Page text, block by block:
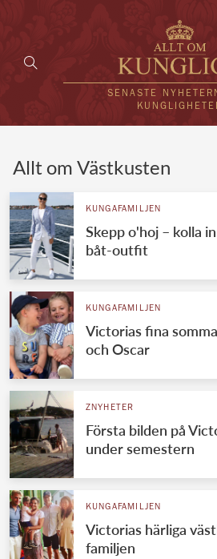
SENASTE
VÄRLDENS
Svenska
Brittiska
Danska
Spanska
Jordanska
Luxemburgska
Allt om Västkusten
KUNGAFAMILJEN
Skepp o'hoj – kolla
båt-outfit
KUNGAFAMILJEN
Victorias fina
och Oscar
ZNYHETER
Första bilden på
under semestern
KUNGAFAMILJEN
Victorias härliga
familjen